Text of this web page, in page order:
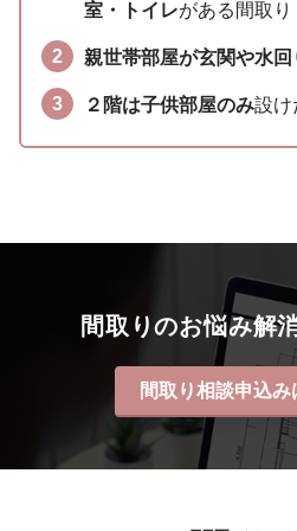
室・トイレがある間取り
親世帯部屋が玄関や水
２階は子供部屋のみ設け
間取りのお悩み解
間取り相談申込み